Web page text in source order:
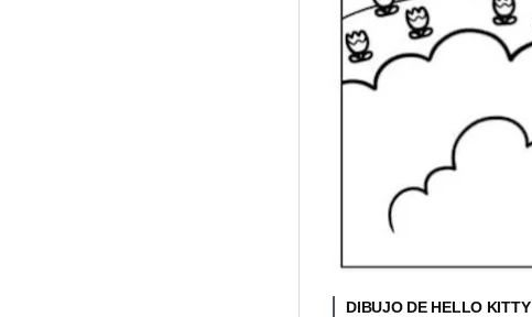
DIBUJO DE HELLO KITTY